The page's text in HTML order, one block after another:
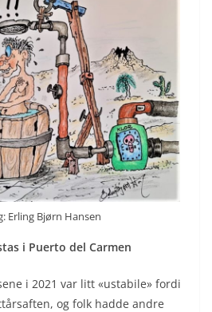
Erling Bjørn Hansen
i Puerto del Carmen
i 2021 var litt «ustabile» fordi
og folk hadde andre